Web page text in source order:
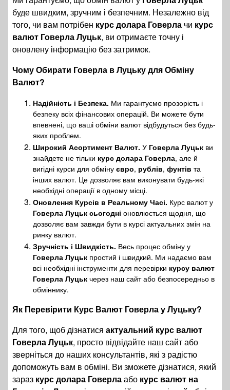
буде швидким, зручним і безпечним. Незалежно від
того, чи вам потрібен курс долара Говерла чи курс
валют Говерла Луцьк, ви отримаєте точну і
оновлену інформацію без затримок.
Чому Обирати Говерла в Луцьку для Обміну
Валют?
Надійність і Безпека. Ми гарантуємо прозорість і
безпеку всіх фінансових операцій. Ви можете бути
впевнені, що ваші обміни валют відбудуться без будь-
яких проблем.
Широкий Асортимент Валют. У Говерла Луцьк ви
знайдете не тільки курс долара Говерла, але й
вигідні курси для обміну євро, рублів, фунтів та
інших валют. Це дозволяє вам виконувати будь-які
необхідні операції в одному місці.
Оновлення Курсів в Реальному Часі. Курс валют у
Говерла Луцьк сьогодні оновлюється щодня, що
дозволяє вам завжди бути в курсі актуальних змін на
ринку валют.
Зручність і Швидкість. Весь процес обміну у
Говерла Луцьк простий і швидкий. Ми надаємо вам
всі необхідні інструменти для перевірки курсу валют
Говерла Луцьк через наш сайт або безпосередньо в
обміннику.
Як Перевірити Курс Валют Говерла у Луцьку?
Для того, щоб дізнатися актуальний курс валют
Говерла Луцьк, просто відвідайте наш сайт або
зверніться до наших консультантів, які з радістю
допоможуть вам в обміні. Ви зможете дізнатися, який
зараз курс долара Говерлаабо курс валют на